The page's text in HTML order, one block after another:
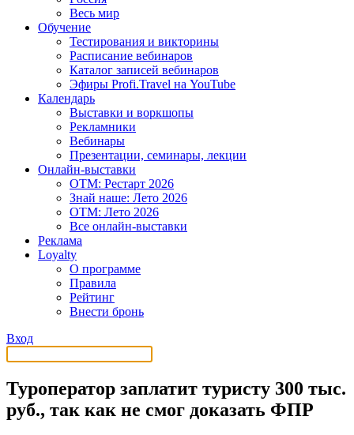
Весь мир
Обучение
Тестирования и викторины
Расписание вебинаров
Каталог записей вебинаров
Эфиры Profi.Travel на YouTube
Календарь
Выставки и воркшопы
Рекламники
Вебинары
Презентации, семинары, лекции
Онлайн-выставки
OTM: Рестарт 2026
Знай наше: Лето 2026
OTM: Лето 2026
Все онлайн-выставки
Реклама
Loyalty
О программе
Правила
Рейтинг
Внести бронь
Вход
Туроператор заплатит туристу 300 тыс.
руб., так как не смог доказать ФПР